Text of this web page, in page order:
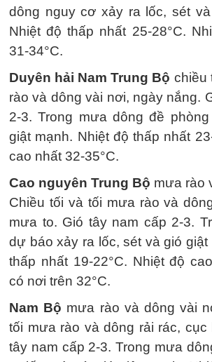
dông nguy cơ xảy ra lốc, sét
Nhiệt độ thấp nhất 25-28°C.
31-34°C.
Duyên hải Nam Trung Bộ chiều
rào và dông vài nơi, ngày nắng.
2-3. Trong mưa dông đề
giật mạnh. Nhiệt độ thấp nhất
cao nhất 32-35°C.
Cao nguyên Trung Bộ mưa rào
Chiều tối và tối mưa rào và
mưa to. Gió tây nam cấp 2-3.
dự báo xảy ra lốc, sét và gió giật
thấp nhất 19-22°C. Nhiệt độ
có nơi trên 32°C.
Nam Bộ mưa rào và dông vài
tối mưa rào và dông rải rác, cục
tây nam cấp 2-3. Trong mưa